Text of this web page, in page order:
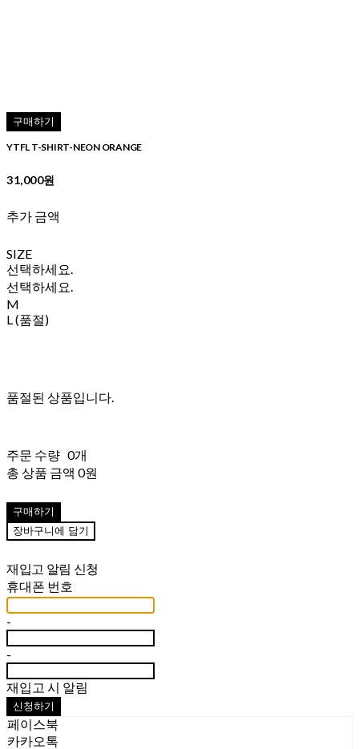
구매하기
YTFL T-SHIRT-NEON ORANGE
31,000원
추가 금액
SIZE
선택하세요.
선택하세요.
M
L (품절)
품절된 상품입니다.
주문 수량 0개
총 상품 금액 0원
구매하기
장바구니에 담기
재입고 알림 신청
휴대폰 번호
-
-
재입고 시 알림
신청하기
페이스북
카카오톡